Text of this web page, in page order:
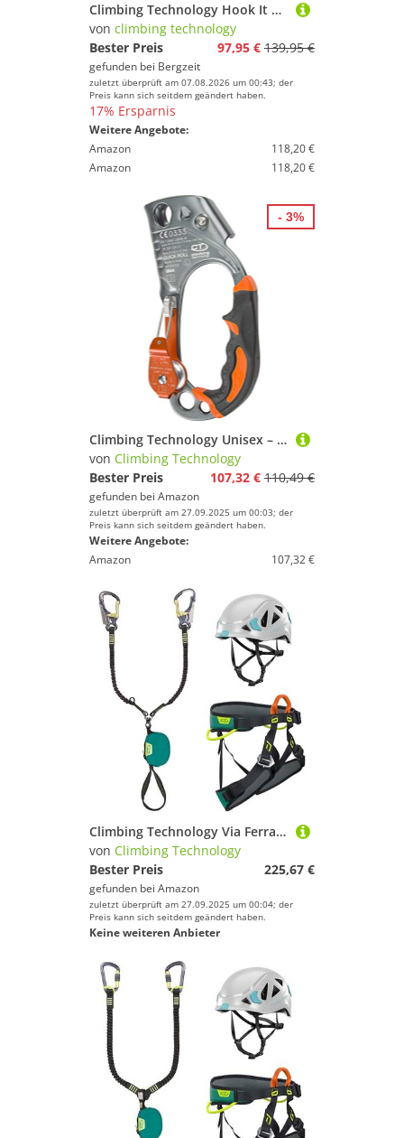
Climbing Technology Hook It Twist Klettersteigset
von climbing technology
Bester Preis
97,95 € 139,95 €
gefunden bei Bergzeit
zuletzt überprüft am 07.08.2026 um 00:43; der
Preis kann sich seitdem geändert haben.
17% Ersparnis
Weitere Angebote:
Amazon
118,20 €
Amazon
118,20 €
Climbing Technology Unisex – Erwachsene Quick Roll Sx handgriff, Titan, Einheitsgröße
von Climbing Technology
Bester Preis
107,32 € 110,49 €
gefunden bei Amazon
zuletzt überprüft am 27.09.2025 um 00:03; der
Preis kann sich seitdem geändert haben.
Weitere Angebote:
Amazon
107,32 €
- 3%
Climbing Technology Via Ferrata-Kit Top Shell S-M, Unisex, Erwachsene, Grün
von Climbing Technology
Bester Preis
225,67 €
gefunden bei Amazon
zuletzt überprüft am 27.09.2025 um 00:04; der
Preis kann sich seitdem geändert haben.
Keine weiteren Anbieter